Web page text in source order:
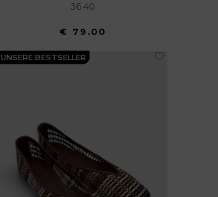
36 40
€ 79.00
UNSERE BESTSELLER